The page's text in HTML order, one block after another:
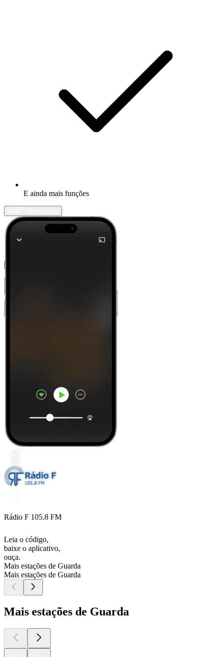
E ainda mais funções
Rádio F 105.8 FM
Leia o código,
baixe o aplicativo,
ouça.
Mais estações de Guarda
Mais estações de Guarda
Mais estações de Guarda